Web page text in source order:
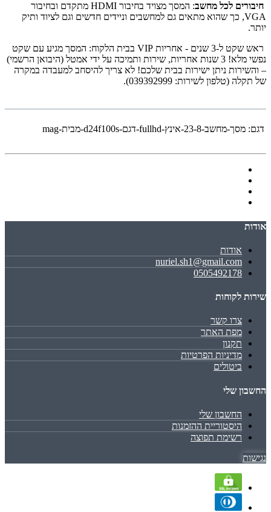
חיבורים לכל מחשב
: המסך מצויד בחיבור HDMI מתקדם ובחיבור
VGA, כך שהוא מתאים גם למחשבים וניידים חדשים וגם לציוד ותיק
יותר.
ראש שקט ל-3 שנים - אחריות VIP בבית הלקוח: המסך מגיע עם שקט
נפשי מלא! 3 שנות אחריות, שירות ותמיכה על ידי אמטל (היבואן הרשמי)
– והשירות ניתן ישירות בבית שלכם! לא צריך להיסחב למעבדה במקרה
של תקלה (טלפון לשירות: 039392999).
דגם: מסך-מחשב-23-8-אינץ-fullhd-דגם-d24f100s-מבית-mag
אודות
אודות
nuriel.sh1@gmail.com
0505492178
שירות לקוחות
צרו קשר
מפת האתר
תקנון
מדיניות הפרטיות
ביטולים
החשבון שלי
החשבון שלי
היסטוריית ההזמנות
רשימת תפוצה
נגישות